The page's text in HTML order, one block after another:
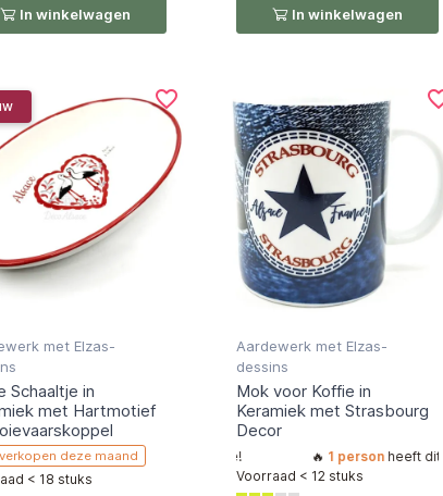
In winkelwagen In winkelwagen
met Elzas-
Schaaltje in
met Hartmotief
deze maand
< 18 stuks
favorite_border
Aardewerk met Elzas-
dessins
Mok voor Koffie in
Keramiek met Strasbourg
Decor
toegevoegd, doe mee! 1 person heeft dit artikel
Voorraad < 12 stuks